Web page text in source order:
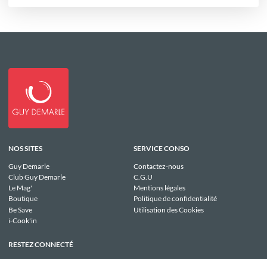
NOS SITES
Guy Demarle
Club Guy Demarle
Le Mag'
Boutique
Be Save
i-Cook'in
SERVICE CONSO
Contactez-nous
C.G.U
Mentions légales
Politique de confidentialité
Utilisation des Cookies
RESTEZ CONNECTÉ